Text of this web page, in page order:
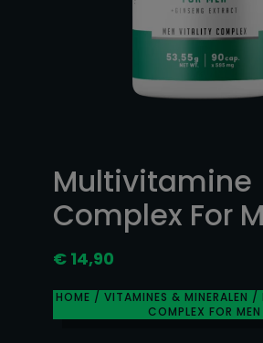
Multivitamine
Complex For
€ 14,90
HOME / VITAMINES & MINERALEN /
COMPLEX FOR MEN